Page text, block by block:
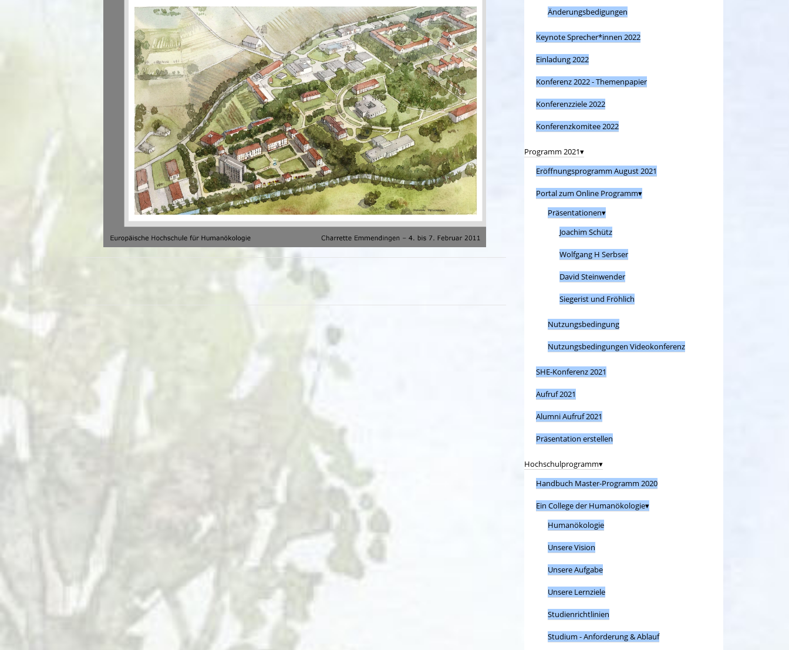
Änderungsbedigungen
Keynote Sprecher*innen 2022
Einladung 2022
Konferenz 2022 - Themenpapier
Konferenzziele 2022
Konferenzkomitee 2022
Programm 2021
Eröffnungsprogramm August 2021
Portal zum Online Programm
Präsentationen
Joachim Schütz
Wolfgang H Serbser
David Steinwender
Siegerist und Fröhlich
Nutzungsbedingung
Nutzungsbedingungen Videokonferenz
SHE-Konferenz 2021
Aufruf 2021
Alumni Aufruf 2021
Präsentation erstellen
Hochschulprogramm
Handbuch Master-Programm 2020
Ein College der Humanökologie
Humanökologie
Unsere Vision
Unsere Aufgabe
Unsere Lernziele
Studienrichtlinien
Studium - Anforderung & Ablauf